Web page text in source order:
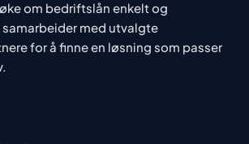
om bedriftslån enkelt og
med utvalgte
for å finne en løsning som passer